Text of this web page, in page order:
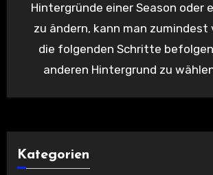
Hintergründe einer Season oder
zu ändern, kann man zumindest
die folgenden Schritte
anderen Hintergrund zu
Kategorien